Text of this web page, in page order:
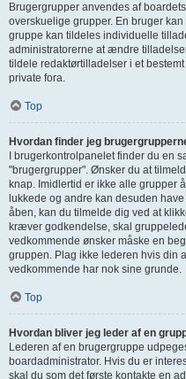
Brugergrupper anvendes af
overskuelige grupper. En bruger
gruppe kan tildeles individuelle
administratorerne at ændre
tildele redaktørtilladelser i et
private fora.
Top
Hvordan finder jeg
I brugerkontrolpanelet finder du en
"brugergrupper". Ønsker du at
knap. Imidlertid er ikke alle grupper
lukkede og andre kan desuden
åben, kan du tilmelde dig ved at
kræver godkendelse, skal
vedkommende ønsker måske en
gruppen. Plag ikke lederen hvis din
vedkommende har nok sine grunde.
Top
Hvordan bliver jeg leder af en
Lederen af en brugergruppe
boardadministrator. Hvis du er
skal du som det første kontakte en